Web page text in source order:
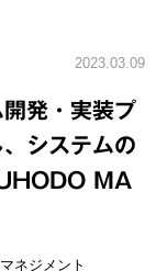
2023.03.09
発・実装プ
システムの
MA
ネジメント